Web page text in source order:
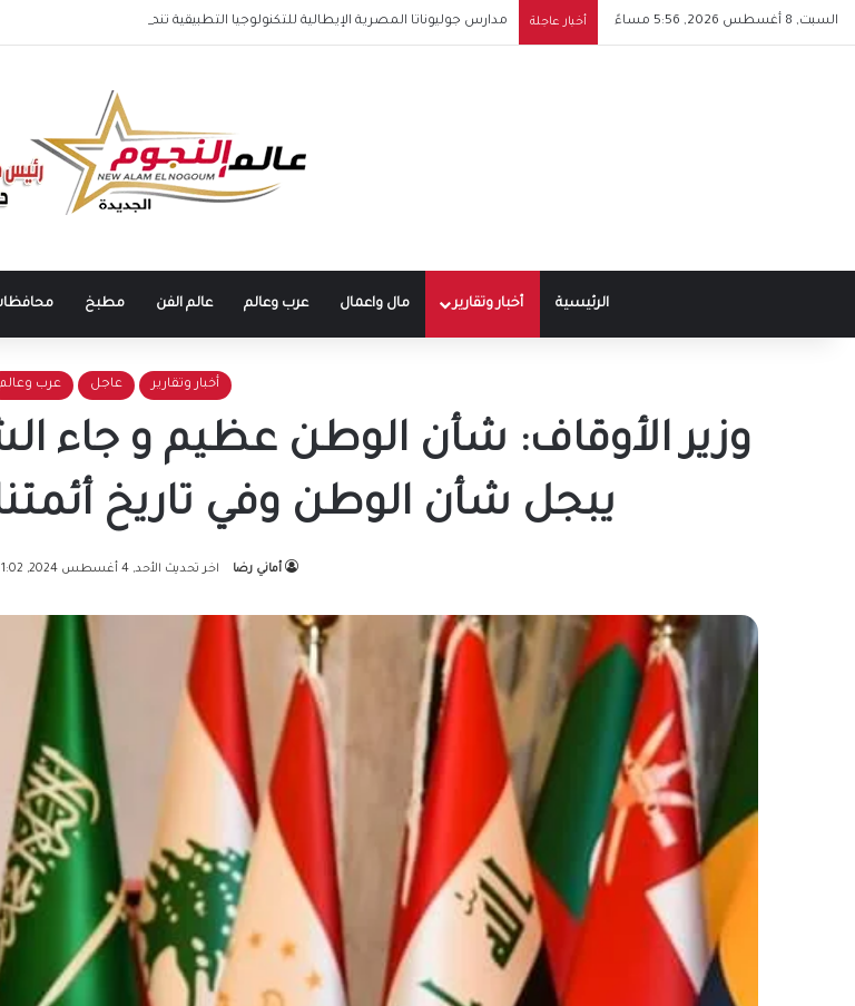
السبت, 8 أغسطس 2026, 5:56 مساءً أخبار عاجلة مدارس جوليوناتا المصرية الإيطالية للتكنولوجيا التطبيقية تنطلق في 5 محافظات لإعداد كوادر متخصصة في الكهرباء والطاقة
الرئيسية أخبار وتقارير مال واعمال عرب وعالم عالم الفن مطبخ
أخبار وتقارير عاجل عرب وعالم
وزير الأوقاف: شأن الوطن عظيم و جاء
يبجل شأن الوطن وفي تاريخ
أماني رضا اخر تحديث الأحد, 4 أغسطس 2024, 1:02 مساءً